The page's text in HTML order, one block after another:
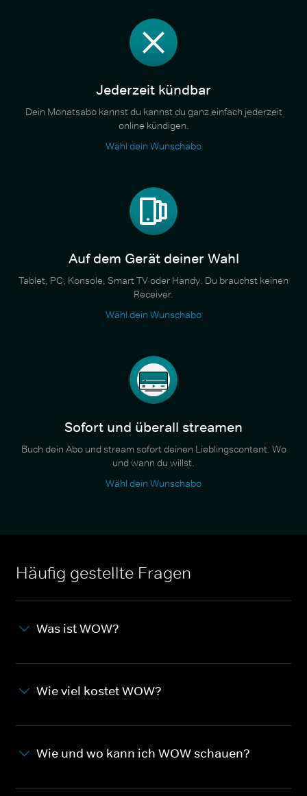
Jederzeit kündbar
Dein Monatsabo kannst du kannst du ganz einfach jederzeit
online kündigen.
Wähl dein Wunschabo
Auf dem Gerät deiner Wahl
Tablet, PC, Konsole, Smart TV oder Handy. Du brauchst keinen
Receiver.
Wähl dein Wunschabo
Sofort und überall streamen
Buch dein Abo und stream sofort deinen Lieblingscontent. Wo
und wann du willst.
Wähl dein Wunschabo
Häufig gestellte Fragen
Was ist WOW?
Wie viel kostet WOW?
Wie und wo kann ich WOW schauen?